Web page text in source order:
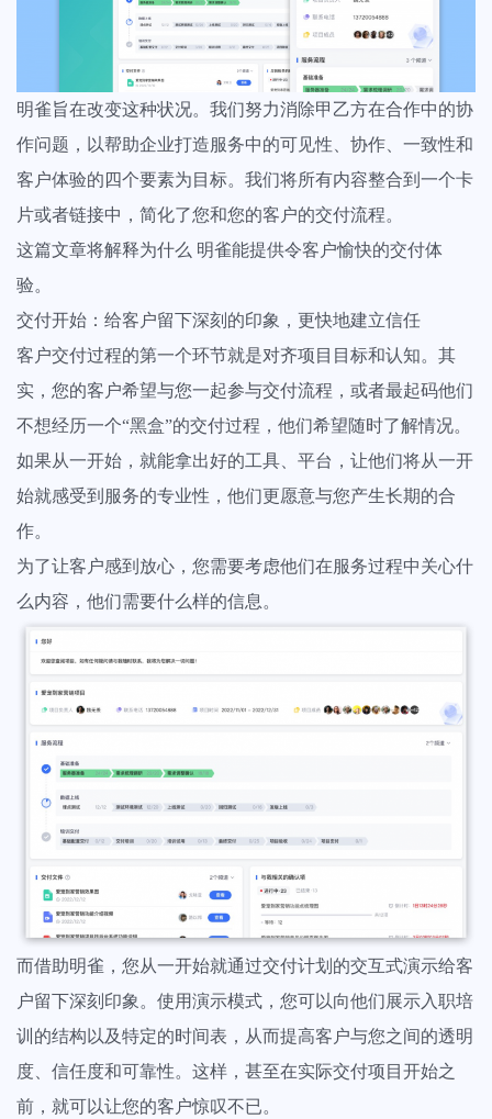
明雀旨在改变这种状况。我们努力消除甲乙方在合作中的协
作问题，以帮助企业打造服务中的可见性、协作、一致性和
客户体验的四个要素为目标。我们将所有内容整合到一个卡
片或者链接中，简化了您和您的客户的交付流程。
这篇文章将解释为什么 明雀能提供令客户愉快的交付体
验。
交付开始：给客户留下深刻的印象，更快地建立信任
客户交付过程的第一个环节就是对齐项目目标和认知。其
实，您的客户希望与您一起参与交付流程，或者最起码他们
不想经历一个“黑盒”的交付过程，他们希望随时了解情况。
如果从一开始，就能拿出好的工具、平台，让他们将从一开
始就感受到服务的专业性，他们更愿意与您产生长期的合
作。
为了让客户感到放心，您需要考虑他们在服务过程中关心什
么内容，他们需要什么样的信息。
而借助明雀，您从一开始就通过交付计划的交互式演示给客
户留下深刻印象。使用演示模式，您可以向他们展示入职培
训的结构以及特定的时间表，从而提高客户与您之间的透明
度、信任度和可靠性。这样，甚至在实际交付项目开始之
前，就可以让您的客户惊叹不已。